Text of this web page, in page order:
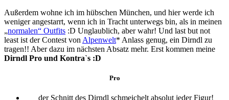
Außerdem wohne ich im hübschen München, und hier werde ich
weniger angestarrt, wenn ich in Tracht unterwegs bin, als in meinen
„normalen“ Outfits :D Unglaublich, aber wahr! Und last but not
least ist der Contest von Alpenwelt* Anlass genug, ein Dirndl zu
tragen!! Aber dazu im nächsten Absatz mehr. Erst kommen meine
Dirndl Pro und Kontra`s :D
Pro
der Schnitt des Dirndl schmeichelt absolut jeder Figur!